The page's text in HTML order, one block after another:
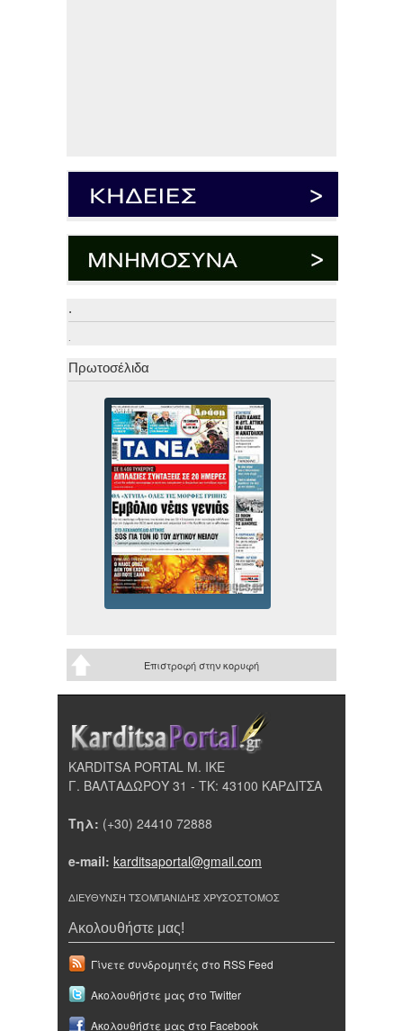
.
.
Πρωτοσέλιδα
Επιστροφή στην κορυφή
KARDITSA PORTAL Μ. ΙΚΕ
Γ. ΒΑΛΤΑΔΩΡΟΥ 31 - ΤΚ: 43100 ΚΑΡΔΙΤΣΑ
Τηλ: (+30) 24410 72888
e-mail: karditsaportal@gmail.com
ΔΙΕΥΘΥΝΣΗ ΤΣΟΜΠΑΝΙΔΗΣ ΧΡΥΣΟΣΤΟΜΟΣ
Ακολουθήστε μας!
Γίνετε συνδρομητές στο RSS Feed
Ακολουθήστε μας στο Twitter
Ακολουθήστε μας στο Facebook